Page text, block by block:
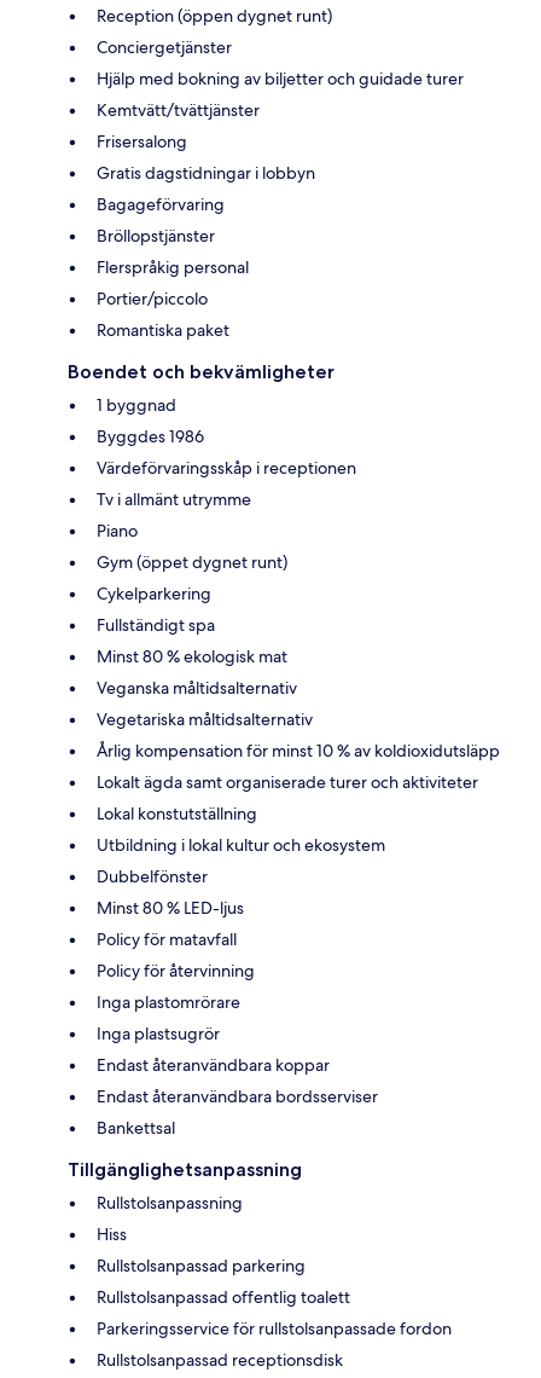
Reception (öppen dygnet runt)
Conciergetjänster
Hjälp med bokning av biljetter och guidade turer
Kemtvätt/tvättjänster
Frisersalong
Gratis dagstidningar i lobbyn
Bagageförvaring
Bröllopstjänster
Flerspråkig personal
Portier/piccolo
Romantiska paket
Boendet och bekvämligheter
1 byggnad
Byggdes 1986
Värdeförvaringsskåp i receptionen
Tv i allmänt utrymme
Piano
Gym (öppet dygnet runt)
Cykelparkering
Fullständigt spa
Minst 80 % ekologisk mat
Veganska måltidsalternativ
Vegetariska måltidsalternativ
Årlig kompensation för minst 10 % av koldioxidutsläpp
Lokalt ägda samt organiserade turer och aktiviteter
Lokal konstutställning
Utbildning i lokal kultur och ekosystem
Dubbelfönster
Minst 80 % LED-ljus
Policy för matavfall
Policy för återvinning
Inga plastomrörare
Inga plastsugrör
Endast återanvändbara koppar
Endast återanvändbara bordsserviser
Bankettsal
Tillgänglighetsanpassning
Rullstolsanpassning
Hiss
Rullstolsanpassad parkering
Rullstolsanpassad offentlig toalett
Parkeringsservice för rullstolsanpassade fordon
Rullstolsanpassad receptionsdisk